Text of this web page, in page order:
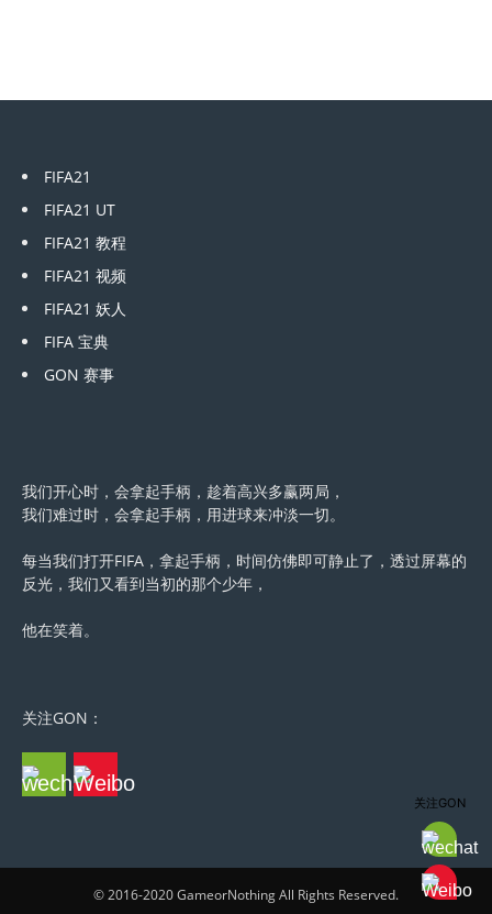
FIFA21
FIFA21 UT
FIFA21 教程
FIFA21 视频
FIFA21 妖人
FIFA 宝典
GON 赛事
我们开心时，会拿起手柄，趁着高兴多赢两局，
我们难过时，会拿起手柄，用进球来冲淡一切。
每当我们打开FIFA，拿起手柄，时间仿佛即可静止了，透过屏幕的
反光，我们又看到当初的那个少年，
他在笑着。
关注GON：
© 2016-2020 GameorNothing All Rights Reserved.
关注GON